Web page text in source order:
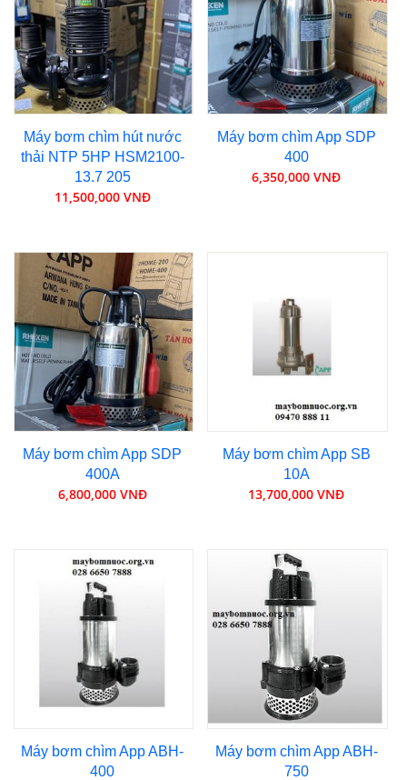
Máy bơm chìm hút nước
thải NTP 5HP HSM2100-
13.7 205
11,500,000 VNĐ
Máy bơm chìm App SDP
400
6,350,000 VNĐ
Máy bơm chìm App SDP
400A
6,800,000 VNĐ
Máy bơm chìm App SB
10A
13,700,000 VNĐ
Máy bơm chìm App ABH-
400
Máy bơm chìm App ABH-
750